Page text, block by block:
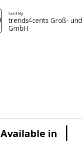
Sold By
trends4cents Groß- und
GmbH
Available in